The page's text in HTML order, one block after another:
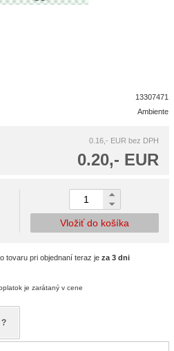
13307471
Ambiente
0.16,- EUR bez DPH
0.20,- EUR
Vložiť do košíka
tovaru pri objednaní teraz je za 3 dni
je zarátaný v cene
?